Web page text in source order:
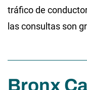
tráfico de
las consultas son
Bronx